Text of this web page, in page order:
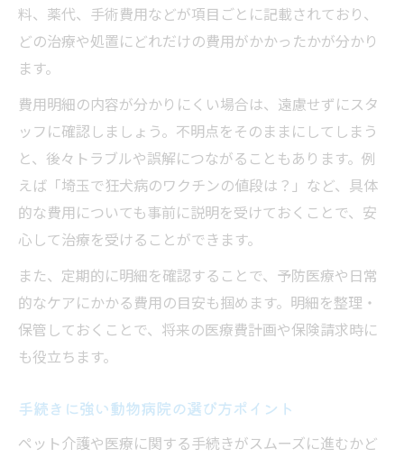
料、薬代、手術費用などが項目ごとに記載されており、
どの治療や処置にどれだけの費用がかかったかが分かり
ます。
費用明細の内容が分かりにくい場合は、遠慮せずにスタ
ッフに確認しましょう。不明点をそのままにしてしまう
と、後々トラブルや誤解につながることもあります。例
えば「埼玉で狂犬病のワクチンの値段は？」など、具体
的な費用についても事前に説明を受けておくことで、安
心して治療を受けることができます。
また、定期的に明細を確認することで、予防医療や日常
的なケアにかかる費用の目安も掴めます。明細を整理・
保管しておくことで、将来の医療費計画や保険請求時に
も役立ちます。
手続きに強い動物病院の選び方ポイント
ペット介護や医療に関する手続きがスムーズに進むかど